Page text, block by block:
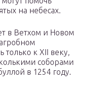
на небесах.
в Ветхом и Новом
только к XII веку,
соборами
в 1254 году.